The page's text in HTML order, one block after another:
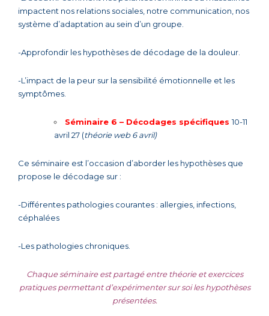
impactent nos relations sociales, notre communication, nos
système d’adaptation au sein d’un groupe.
-Approfondir les hypothèses de décodage de la douleur.
-L’impact de la peur sur la sensibilité émotionnelle et les
symptômes.
Séminaire 6 – Décodages spécifiques 10-11
avril 27 (théorie web 6 avril)
Ce séminaire est l’occasion d’aborder les hypothèses que
propose le décodage sur :
-Différentes pathologies courantes : allergies, infections,
céphalées
-Les pathologies chroniques.
Chaque séminaire est partagé entre théorie et exercices
pratiques permettant d’expérimenter sur soi les hypothèses
présentées.